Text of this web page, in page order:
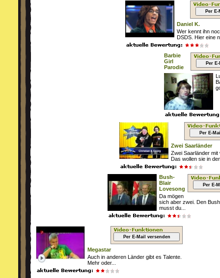
Per
Daniel K.
Wer kennt ihn
DSDS. Hier eine
Per
Barbie
Girl
Parodie
Per E-
Zwei Saarländer
Zwei Saarländer mit
Das wollen sie in
Per E-
Bush-
Blair
Lovesong
Da mögen
sich aber zwei. Den
musst du...
Per E-Mail versenden
Megastar
Auch in anderen Länder gibt es Talente.
Mehr oder...